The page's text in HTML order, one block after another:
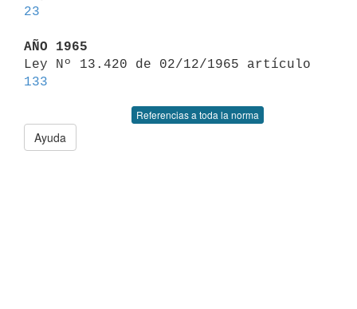
23
AÑO 1965
133
Referencias a toda la norma
Ayuda